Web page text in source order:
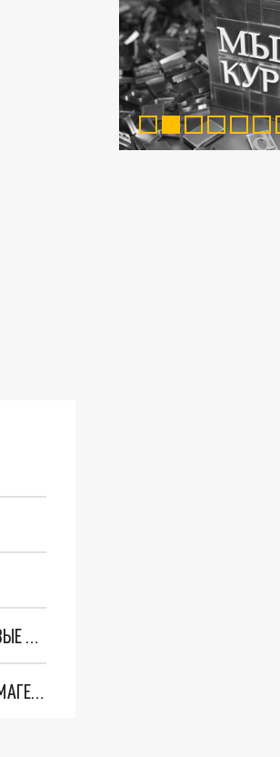
"ОЧЕНЬ ПЛОХИЕ НОВОСТИ": БОЛЬШАЯ ОШИБКА PALANTIR В РОССИИ. СТРАНЫ НАТО ВПЕРВЫЕ ЗА СВО ОСТАНОВИЛИ ПОСТАВКИ ОРУЖИЯ. ВСУ ТЕРЯЮТ ПРИГРАНИЧЬЕ?
ТРИ ГЛАВНЫХ ИНСАЙДА ОБ СВО. ОТМЕНА МОБИЛИЗАЦИИ И ВОЗВРАЩЕНИЕ "ГЕНЕРАЛА АРМАГЕДДОНА"? ОТЛИЧНЫЕ НОВОСТИ, КОТОРЫЕ ЖДАЛИ ВСЕ